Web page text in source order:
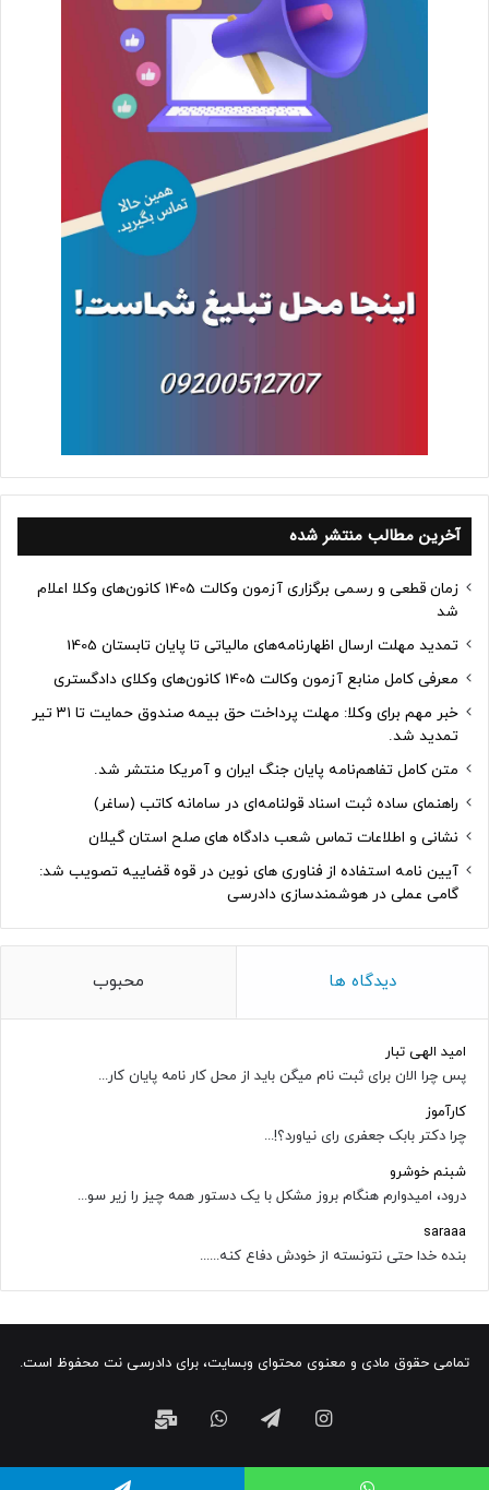
آخرین مطالب منتشر شده
زمان قطعی و رسمی برگزاری آزمون وکالت 1405 کانون‌های وکلا اعلام
شد
تمدید مهلت ارسال اظهارنامه‌های مالیاتی تا پایان تابستان 1405
معرفی کامل منابع آزمون وکالت 1405 کانون‌های وکلای دادگستری
خبر مهم برای وکلا: مهلت پرداخت حق بیمه صندوق حمایت تا ۳۱ تیر
تمدید شد.
متن کامل تفاهم‌نامه پایان جنگ ایران و آمریکا منتشر شد.
راهنمای ساده ثبت اسناد قولنامه‌ای در سامانه کاتب (ساغر)
نشانی و اطلاعات تماس شعب دادگاه های صلح استان گیلان
آیین نامه استفاده از فناوری های نوین در قوه قضاییه تصویب شد:
گامی عملی در هوشمندسازی دادرسی
دیدگاه ها محبوب
امید الهی تبار
پس چرا الان برای ثبت نام میگن باید از محل کار نامه پایان کار...
کارآموز
چرا دکتر بابک جعفری رای نیاورد؟!...
شبنم خوشرو
درود، امیدوارم هنگام بروز مشکل با یک دستور همه چیز را زیر سو...
saraaa
بنده خدا حتی نتونسته از خودش دفاع کنه......
تمامی حقوق مادی و معنوی محتوای وبسایت، برای دادرسی نت محفوظ است.
اینستاگرامتلگرامواتس
آپ
ایمیل